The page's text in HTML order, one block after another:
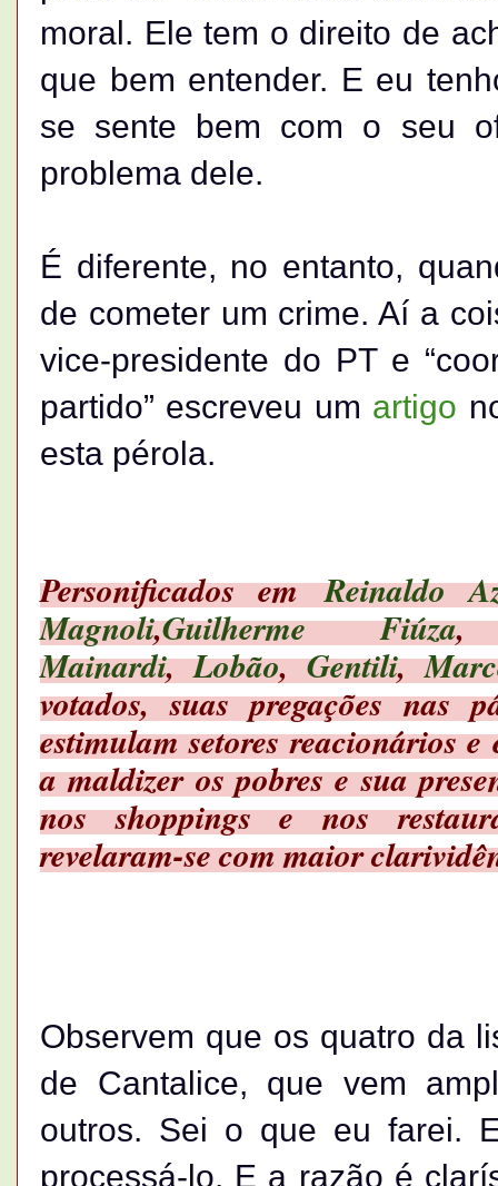
moral. Ele tem o direito de
que bem entender. E eu
se sente bem com o seu
problema dele.
É diferente, no entanto,
de cometer um crime. Aí a
vice-presidente do PT e
partido” escreveu um artigo
esta pérola.
Personificados emReinaldo
Magnoli,Guilherme Fiúza
Mainardi,Lobão,Gentili,
votados, suas pregações nas
estimulam setores reacionários
a maldizer os pobres e sua
nos shoppings e nos
revelaram-se com maior
Observem que os quatro da
de Cantalice, que vem
outros. Sei o que eu farei.
processá-lo. E a razão é